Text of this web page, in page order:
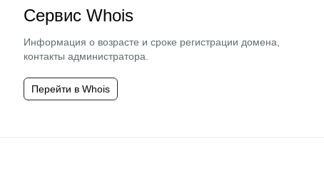
Сервис Whois
Информация о возрасте и сроке регистрации домена,
контакты администратора.
Перейти в Whois